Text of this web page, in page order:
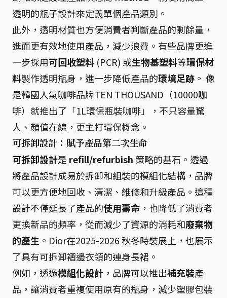
透明的瓶子設計來定義單個產品類別。
此外，透明材質也方便消費者判斷產品的剩餘量，
進而更有效地使用產品，減少浪費。有些品牌更進
一步採用可回收塑料 (PCR) 或生物基塑料等環保材
料製作透明瓶身，進一步降低產品的環境足跡 。 像
是韓國人氣咖啡品牌TEN THOUSAND（10000咖
啡）就推出了「1L環保瓶裝咖啡」，不只容量驚
人、顏值在線，更主打環保概念。
可拆卸設計：賦予產品第二次生命
可拆卸設計是 refill/refurbish 策略的基石。透過
將產品設計成易於拆卸和組裝的模組化結構，品牌
可以更方便地回收、清潔、維修和升級產品。這種
設計不僅延長了產品的使用壽命 ，也降低了消費者
更換新品的頻率，從而減少了資源的消耗和廢棄物
的產生 。Dior在2025-2026 秋冬時裝展上，也展示
了具有可拆卸褶邊衣領的連身長裙。
例如，透過模組化設計 ，品牌可以推出補充裝產
品，讓消費者重複使用原有的瓶身，減少塑膠包裝